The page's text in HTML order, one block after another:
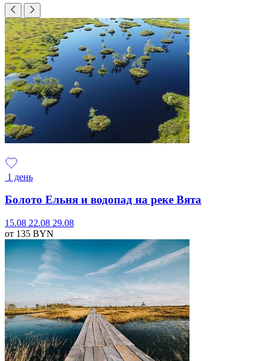
1 день
Болото Ельня и водопад на реке Вята
15.08 22.08 29.08
от 135 BYN